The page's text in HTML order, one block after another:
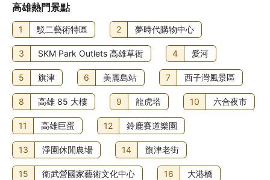
高雄熱門景點
1 駁二藝術特區 2 夢時代購物中心
3 SKM Park Outlets 高雄草衙 4 愛河
5 旗津 6 美麗島站 7 西子灣風景區
8 高雄 85 大樓 9 龍虎塔 10 六合夜市
11 高雄巨蛋 12 鈴鹿賽道樂園
13 淨園休閒農場 14 旗津老街
15 衛武營國家藝術文化中心 16 大港橋